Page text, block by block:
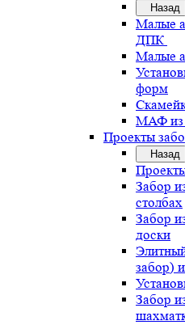
Назад
Малые
ДПК
Малые
форм
МАФ из
Проекты
Назад
Забор
столбах
Забор
доски
забор)
Забор